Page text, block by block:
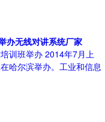
办无线对讲系统厂家
训班举办 2014年7月上
哈尔滨举办。工业和信息